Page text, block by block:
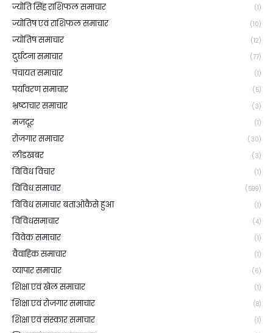
ज्योति सिंह राशिफल समाचार (1)
ज्योतिष एवं राशिफल समाचार (10)
ज्योतिष समाचार (12)
दुर्घटना समाचार (77)
पंचायत समाचार (1)
पर्यावरण समाचार (5)
भ्रष्टाचार समाचार (3)
मजदूर (1)
रोजगार समाचार (30)
लीडखबर (3)
विविध विचार (1)
विविध समाचार (599)
विविध समाचार बताओकैसे हुआ (1)
विविधसमाचार (4)
विवेक समाचार (1)
वैवाहिक समाचार (1)
व्यापार समाचार (6)
शिक्षा एवं खेल समाचार (1)
शिक्षा एवं रोजगार समाचार (8)
शिक्षा एवं संस्कार समाचार (1)